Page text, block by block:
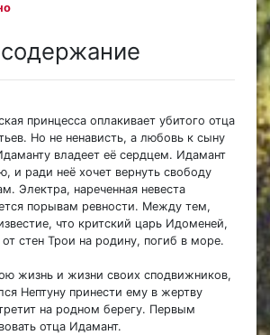
принцесса оплакивает убитого отца
Но не ненависть, а любовь к сыну
владеет её сердцем. Идамант
и ради неё хочет вернуть свободу
Электра, нареченная невеста
порывам ревности. Между тем,
что критский царь Идоменей,
стен Трои на родину, погиб в море.
жизнь и жизни своих сподвижников,
Нептуну принести ему в жертву
на родном берегу. Первым
отца Идамант.